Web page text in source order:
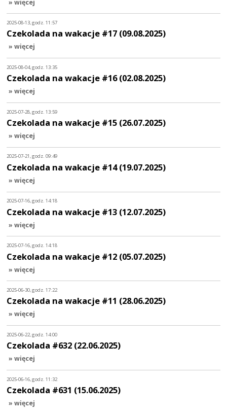
2025-08-13, godz. 11:57
Czekolada na wakacje #17 (09.08.2025)
» więcej
2025-08-04, godz. 13:35
Czekolada na wakacje #16 (02.08.2025)
» więcej
2025-07-28, godz. 13:59
Czekolada na wakacje #15 (26.07.2025)
» więcej
2025-07-21, godz. 09:49
Czekolada na wakacje #14 (19.07.2025)
» więcej
2025-07-16, godz. 14:18
Czekolada na wakacje #13 (12.07.2025)
» więcej
2025-07-16, godz. 14:18
Czekolada na wakacje #12 (05.07.2025)
» więcej
2025-06-30, godz. 17:22
Czekolada na wakacje #11 (28.06.2025)
» więcej
2025-06-22, godz. 14:00
Czekolada #632 (22.06.2025)
» więcej
2025-06-16, godz. 11:32
Czekolada #631 (15.06.2025)
» więcej